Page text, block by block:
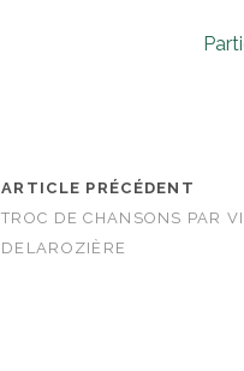
ARTICLE PRÉCÉDENT
TROC DE CHANSONS PAR
DELAROZIÈRE